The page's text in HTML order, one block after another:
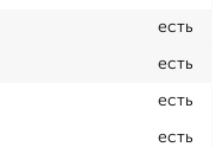
есть
есть
есть
есть